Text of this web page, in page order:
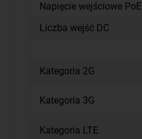
Napięcie wejściowe PoE
Liczba wejść DC
Kategoria 2G
Kategoria 3G
Kategoria LTE